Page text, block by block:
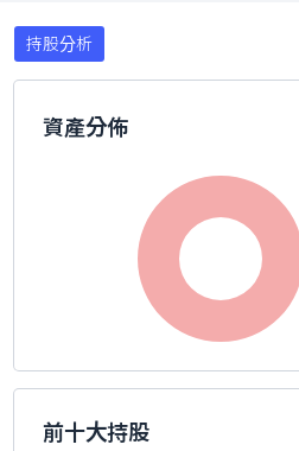
持股分析
資產分佈
前十大持股